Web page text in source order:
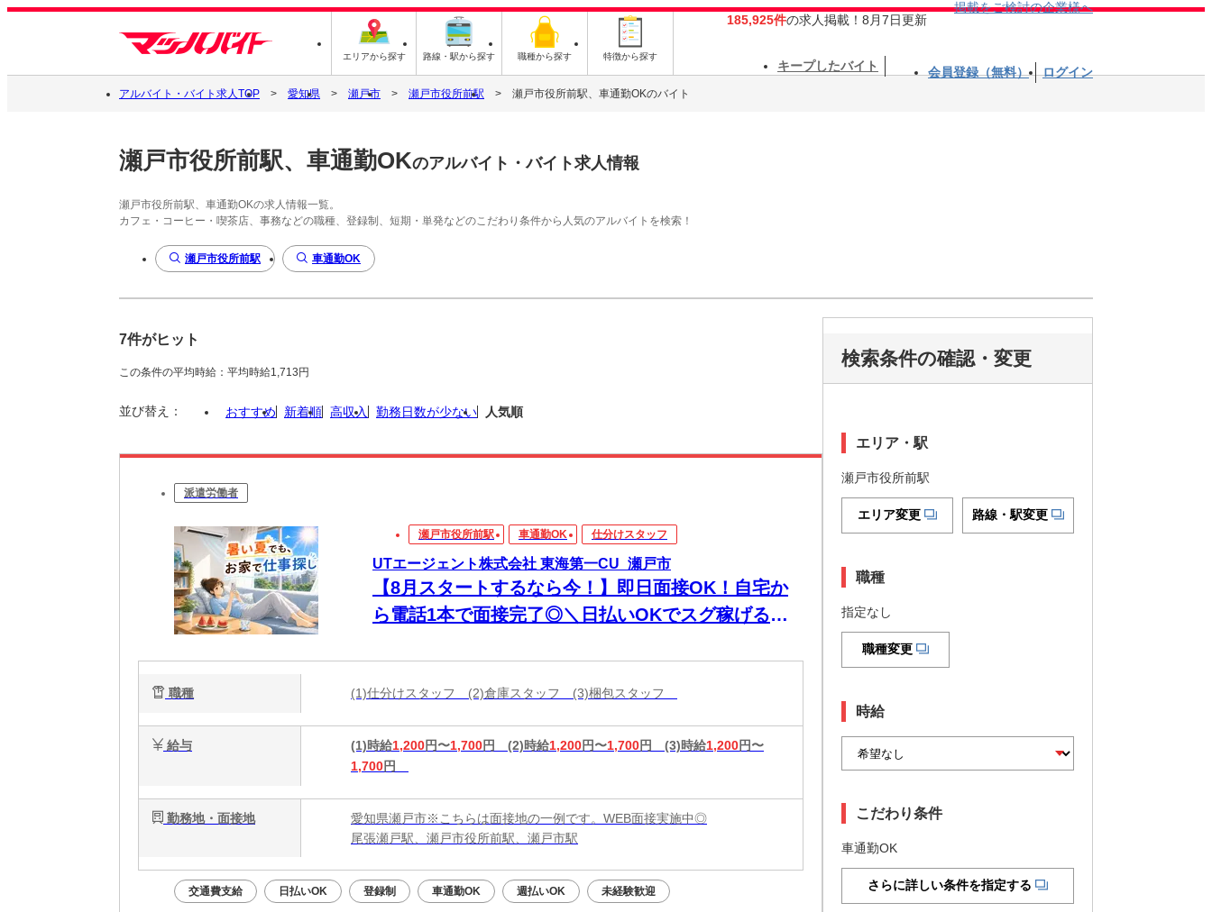
エリアから探す 路線・駅から探す 職種から探す 特徴から探す
185,925件の求人掲載！8月7日更新
掲載をご検討の企業様へ
キープしたバイト 会員登録（無料） ログイン
アルバイト・バイト求人TOP 愛知県 瀬戸市 瀬戸市役所前駅 瀬戸市役所前駅、車通勤OKのバイト
瀬戸市役所前駅、車通勤OKのアルバイト・バイト求人情報
瀬戸市役所前駅、車通勤OKの求人情報一覧。
カフェ・コーヒー・喫茶店、事務などの職種、登録制、短期・単発などのこだわり条件から人気のアルバイトを検索！
瀬戸市役所前駅 車通勤OK
7件がヒット
この条件の平均時給：平均時給1,713円
並び替え： おすすめ 新着順 高収入 勤務日数が少ない 人気順
派遣労働者
瀬戸市役所前駅 車通勤OK 仕分けスタッフ
UTエージェント株式会社 東海第一CU_瀬戸市
【8月スタートするなら今！】即日面接OK！自宅か
ら電話1本で面接完了◎＼日払いOKでスグ稼げる／
職種 (1)仕分けスタッフ (2)倉庫スタッフ (3)梱包スタッフ
給与 (1)時給1,200円〜1,700円 (2)時給1,200円〜1,700円 (3)時給1,200円〜
1,700円
勤務地・面接地
愛知県瀬戸市※こちらは面接地の一例です。WEB面接実施中◎
尾張瀬戸駅、瀬戸市役所前駅、瀬戸市駅
交通費支給 日払いOK 登録制 車通勤OK 週払いOK 未経験歓迎
検索条件の確認・変更
エリア・駅
瀬戸市役所前駅
エリア変更 路線・駅変更
職種
指定なし
職種変更
時給
こだわり条件
車通勤OK
さらに詳しい条件を指定する